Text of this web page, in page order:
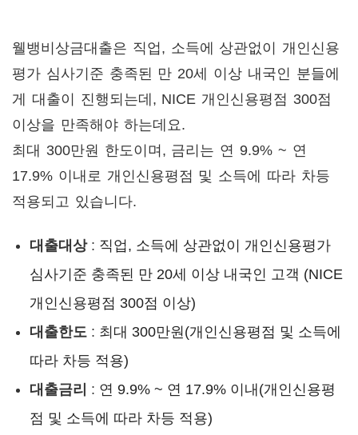
웰뱅비상금대출은 직업, 소득에 상관없이 개인신용
평가 심사기준 충족된 만 20세 이상 내국인 분들에
게 대출이 진행되는데, NICE 개인신용평점 300점
이상을 만족해야 하는데요.
최대 300만원 한도이며, 금리는 연 9.9% ~ 연
17.9% 이내로 개인신용평점 및 소득에 따라 차등
적용되고 있습니다.
대출대상: 직업, 소득에 상관없이 개인신용평가
심사기준 충족된 만 20세 이상 내국인 고객 (NICE
개인신용평점 300점 이상)
대출한도: 최대 300만원(개인신용평점 및 소득에
따라 차등 적용)
대출금리 : 연 9.9% ~ 연 17.9% 이내(개인신용평
점 및 소득에 따라 차등 적용)